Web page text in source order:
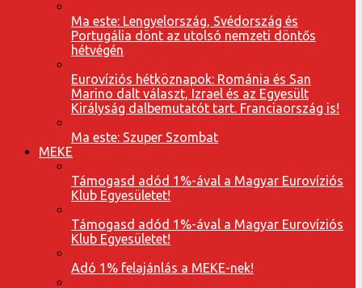
Ma este: Lengyelország, Svédország és
Portugália dönt az utolsó nemzeti döntős
hétvégén
Eurovíziós hétköznapok: Románia és San
Marino dalt választ, Izrael és az Egyesült
Királyság dalbemutatót tart. Franciaország is!
Ma este: Szuper Szombat
MEKE
Támogasd adód 1%-ával a Magyar Eurovíziós
Klub Egyesületet!
Támogasd adód 1%-ával a Magyar Eurovíziós
Klub Egyesületet!
Adó 1% felajánlás a MEKE-nek!